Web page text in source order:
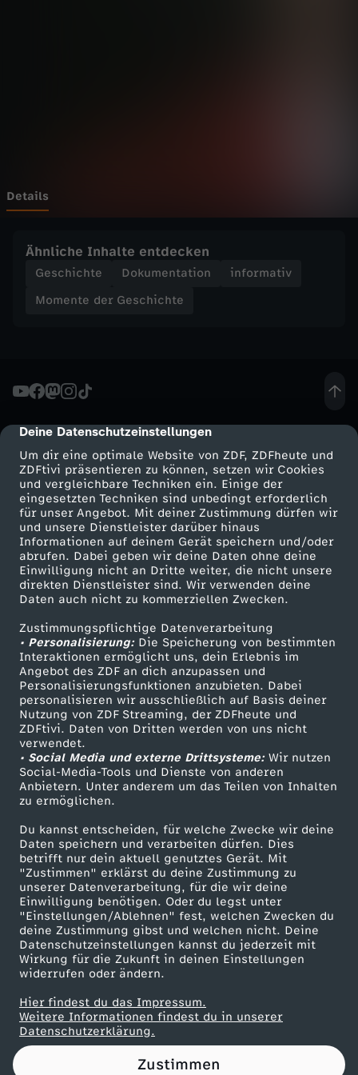
cmp-dialog-description
Deine Datenschutzeinstellungen
Um dir eine optimale Website von ZDF, ZDFheute und
ZDFtivi präsentieren zu können, setzen wir Cookies
und vergleichbare Techniken ein. Einige der
eingesetzten Techniken sind unbedingt erforderlich
für unser Angebot. Mit deiner Zustimmung dürfen wir
und unsere Dienstleister darüber hinaus
Informationen auf deinem Gerät speichern und/oder
abrufen. Dabei geben wir deine Daten ohne deine
Einwilligung nicht an Dritte weiter, die nicht unsere
direkten Dienstleister sind. Wir verwenden deine
Daten auch nicht zu kommerziellen Zwecken.
Zustimmungspflichtige Datenverarbeitung
• Personalisierung:Die Speicherung von bestimmten
Interaktionen ermöglicht uns, dein Erlebnis im
Angebot des ZDF an dich anzupassen und
Personalisierungsfunktionen anzubieten. Dabei
personalisieren wir ausschließlich auf Basis deiner
Nutzung von ZDF Streaming, der ZDFheute und
ZDFtivi. Daten von Dritten werden von uns nicht
verwendet.
• Social Media und externe Drittsysteme:Wir nutzen
Social-Media-Tools und Dienste von anderen
Anbietern. Unter anderem um das Teilen von Inhalten
zu ermöglichen.
Du kannst entscheiden, für welche Zwecke wir deine
Daten speichern und verarbeiten dürfen. Dies
betrifft nur dein aktuell genutztes Gerät. Mit
"Zustimmen" erklärst du deine Zustimmung zu
unserer Datenverarbeitung, für die wir deine
Einwilligung benötigen. Oder du legst unter
"Einstellungen/Ablehnen" fest, welchen Zwecken du
deine Zustimmung gibst und welchen nicht. Deine
Datenschutzeinstellungen kannst du jederzeit mit
Wirkung für die Zukunft in deinen Einstellungen
widerrufen oder ändern.
Hier findest du das Impressum.
Weitere Informationen findest du in unserer
Datenschutzerklärung.
Zustimmen
s
h
h
t
e
-
"
U
n
v
e
r
w
u
n
d
b
a
r
s
Details
Ähnliche Inhalte entdecken
Geschichte Dokumentation
informativ
Momente der Geschichte
Mehr ZDF
ZDF-Apps
Smart TV
ZDFtext
Livestreams
Sendungen A-Z
TV-Programm
Service
ZDFmitreden
Kontakt zum ZDF
Tickets
Zuschauerservice
Hilfe
ZDF Unternehmen
Karriere
ZDF goes Schule
Werbefernsehen
Mainzelmännchen
Partner